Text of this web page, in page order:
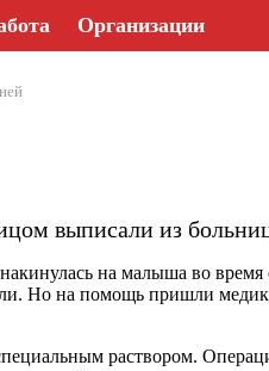
Организации
выписали из
на малыша во
Но на помощь пришли
раствором.